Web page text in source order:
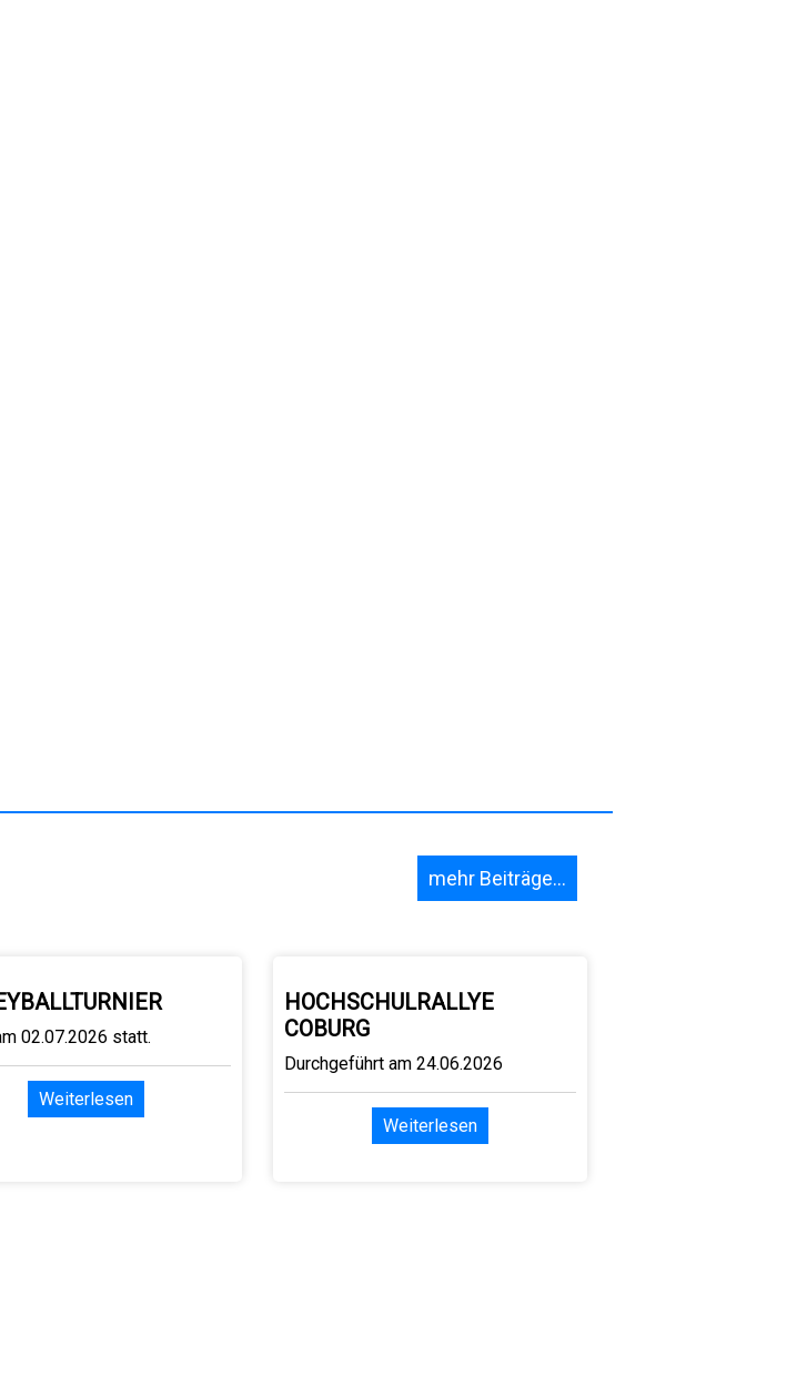
mehr Beiträge...
02.07.2026 statt.
Weiterlesen
HOCHSCHULRALLYE
COBURG
Durchgeführt am 24.06.2026
Weiterlesen